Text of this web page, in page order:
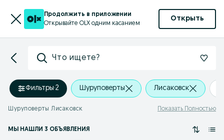
Продолжить в приложении
Открывайте OLX одним касанием
Открыть
Что ищете?
Фильтры·2 Шуруповерты Лисаковск
Шуруповерты Лисаковск Показать Полностью
МЫ НАШЛИ 3 ОБЪЯВЛЕНИЯ